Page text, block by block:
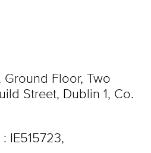
Floor, Two
Street, Dublin 1, Co.
IE515723,